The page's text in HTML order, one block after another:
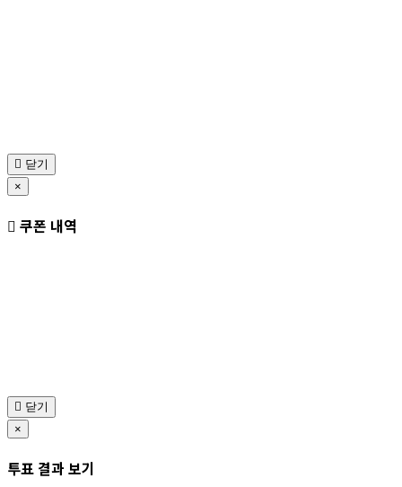
닫기
×
쿠폰 내역
닫기
×
투표 결과 보기